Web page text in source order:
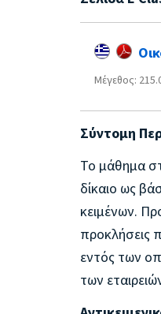
Mέγεθος:
Σύντομη
Το μάθημα
δίκαιο ως
κειμένων.
προκλήσεις
εντός των
των